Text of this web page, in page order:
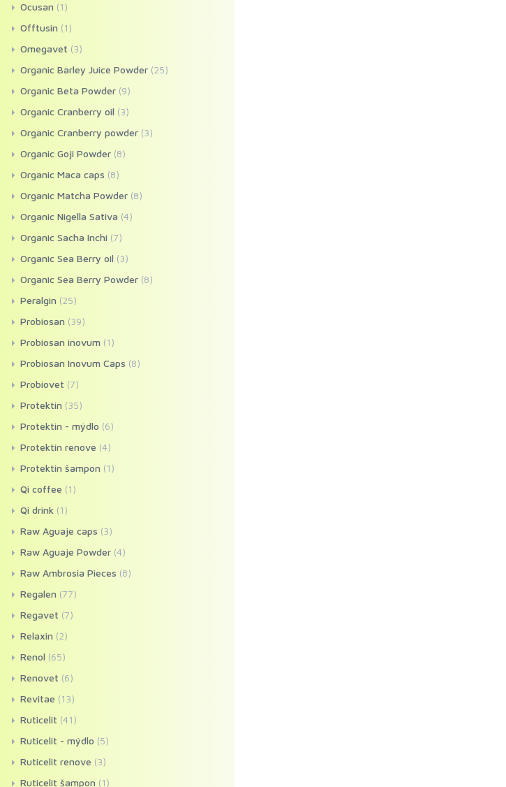
Ocusan (1)
Offtusin (1)
Omegavet (3)
Organic Barley Juice Powder (25)
Organic Beta Powder (9)
Organic Cranberry oil (3)
Organic Cranberry powder (3)
Organic Goji Powder (8)
Organic Maca caps (8)
Organic Matcha Powder (8)
Organic Nigella Sativa (4)
Organic Sacha Inchi (7)
Organic Sea Berry oil (3)
Organic Sea Berry Powder (8)
Peralgin (25)
Probiosan (39)
Probiosan inovum (1)
Probiosan Inovum Caps (8)
Probiovet (7)
Protektin (35)
Protektin - mýdlo (6)
Protektin renove (4)
Protektin šampon (1)
Qi coffee (1)
Qi drink (1)
Raw Aguaje caps (3)
Raw Aguaje Powder (4)
Raw Ambrosia Pieces (8)
Regalen (77)
Regavet (7)
Relaxin (2)
Renol (65)
Renovet (6)
Revitae (13)
Ruticelit (41)
Ruticelit - mýdlo (5)
Ruticelit renove (3)
Ruticelit šampon (1)